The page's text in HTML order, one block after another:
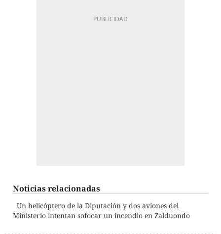
Noticias relacionadas
Un helicóptero de la Diputación y dos aviones del
Ministerio intentan sofocar un incendio en Zalduondo